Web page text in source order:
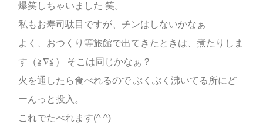
爆笑しちゃいました 笑。
私もお寿司駄目ですが、チンはしないかなぁ
よく、おつくり等旅館で出てきたときは、煮たりしま
す（≧∇≦） そこは同じかなぁ？
火を通したら食べれるので ぶくぶく沸いてる所にど
ーんっと投入。
これでたべれます(^ ^)